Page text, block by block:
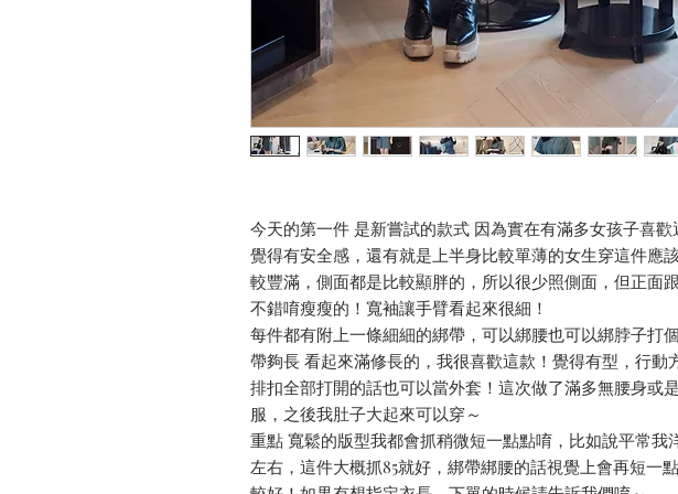
今天的第一件 是新嘗試的款式 因為實在有滿多女孩子喜歡
覺得有安全感，還有就是上半身比較單薄的女生穿這件應
較豐滿，側面都是比較顯胖的，所以很少照側面，但正面
不錯唷瘦瘦的！寬袖讓手臂看起來很細！
每件都有附上一條細細的綁帶，可以綁腰也可以綁脖子打
帶夠長 看起來滿修長的，我很喜歡這款！覺得有型，行動
排扣全部打開的話也可以當外套！這次做了滿多無腰身或
服，之後我肚子大起來可以穿～
重點 寬鬆的版型我都會抓稍微短一點點唷，比如說平常我
左右，這件大概抓85就好，綁帶綁腰的話視覺上會再短一